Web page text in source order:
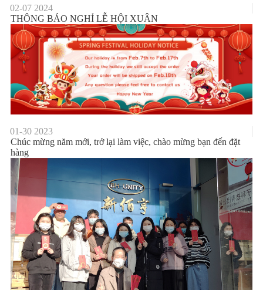
02-07 2024
THÔNG BÁO NGHỈ LỄ HỘI XUÂN
01-30 2023
Chúc mừng năm mới, trở lại làm việc, chào mừng bạn đến đặt
hàng